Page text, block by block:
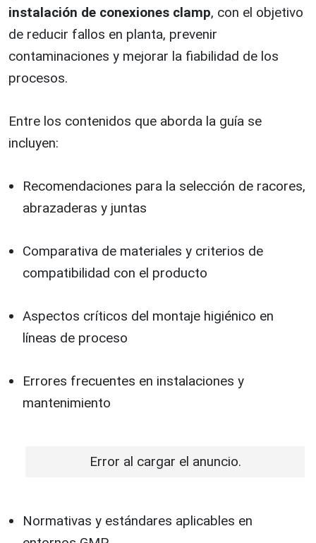
instalación de conexiones clamp, con el objetivo
de reducir fallos en planta, prevenir
contaminaciones y mejorar la fiabilidad de los
procesos.
Entre los contenidos que aborda la guía se
incluyen:
Recomendaciones para la selección de racores,
abrazaderas y juntas
Comparativa de materiales y criterios de
compatibilidad con el producto
Aspectos críticos del montaje higiénico en
líneas de proceso
Errores frecuentes en instalaciones y
mantenimiento
Error al cargar el anuncio.
Normativas y estándares aplicables en